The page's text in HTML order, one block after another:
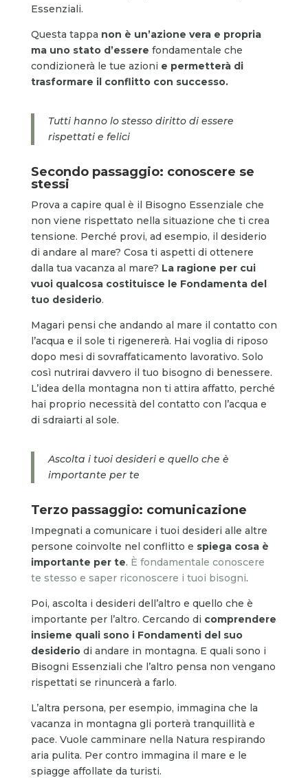
Essenziali.
Questa tappa non è un’azione vera e propria
ma uno stato d’essere fondamentale che
condizionerà le tue azioni e permetterà di
trasformare il conflitto con successo.
Tutti hanno lo stesso diritto di essere
rispettati e felici
Secondo passaggio: conoscere se
stessi
Prova a capire qual è il Bisogno Essenziale che
non viene rispettato nella situazione che ti crea
tensione. Perché provi, ad esempio, il desiderio
di andare al mare? Cosa ti aspetti di ottenere
dalla tua vacanza al mare? La ragione per cui
vuoi qualcosa costituisce le Fondamenta del
tuo desiderio.
Magari pensi che andando al mare il contatto con
l’acqua e il sole ti rigenererà. Hai voglia di riposo
dopo mesi di sovraffaticamento lavorativo. Solo
così nutrirai davvero il tuo bisogno di benessere.
L’idea della montagna non ti attira affatto, perché
hai proprio necessità del contatto con l’acqua e
di sdraiarti al sole.
Ascolta i tuoi desideri e quello che è
importante per te
Terzo passaggio: comunicazione
Impegnati a comunicare i tuoi desideri alle altre
persone coinvolte nel conflitto e spiega cosa è
importante per te. È fondamentale conoscere
te stesso e saper riconoscere i tuoi bisogni.
Poi, ascolta i desideri dell’altro e quello che è
importante per l’altro. Cercando di comprendere
insieme quali sono i Fondamenti del suo
desiderio di andare in montagna. E quali sono i
Bisogni Essenziali che l’altro pensa non vengano
rispettati se rinuncerà a farlo.
L’altra persona, per esempio, immagina che la
vacanza in montagna gli porterà tranquillità e
pace. Vuole camminare nella Natura respirando
aria pulita. Per contro immagina il mare e le
spiagge affollate da turisti.